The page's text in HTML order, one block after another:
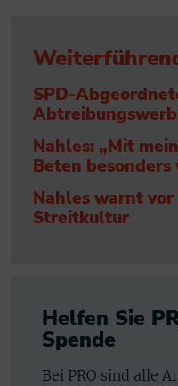
SPD-
Nahles: „Mit
Beten besonders
Nahles warnt
Streitkultur
Helfen Sie
Spende
Bei PRO sind alle